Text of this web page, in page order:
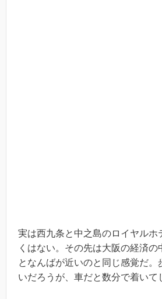
実は西九条と中之島のロイヤルホ
くはない。その先は大阪の経済の
となんばが近いのと同じ感覚だ。
いだろうが、車だと数分で着いて